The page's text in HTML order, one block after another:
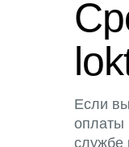
Если
оплаты
службе